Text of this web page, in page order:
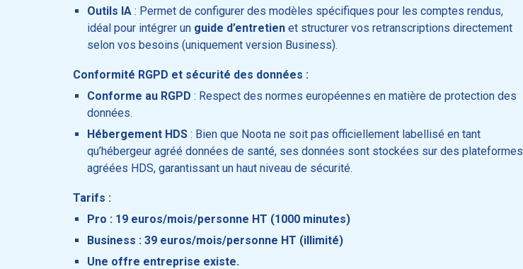
Outils IA: Permet de configurer des modèles spécifiques pour les comptes rendus,
idéal pour intégrer un guide d’entretienet structurer vos retranscriptions directement
selon vos besoins (uniquement version Business).
Conformité RGPD et sécurité des données :
Conforme au RGPD : Respect des normes européennes en matière de protection des
données.
Hébergement HDS: Bien que Noota ne soit pas officiellement labellisé en tant
qu’hébergeur agréé données de santé, ses données sont stockées sur des plateformes
agréées HDS, garantissant un haut niveau de sécurité.
Tarifs :
Pro : 19 euros/mois/personne HT (1000 minutes)
Business : 39 euros/mois/personne HT (illimité)
Une offre entreprise existe.